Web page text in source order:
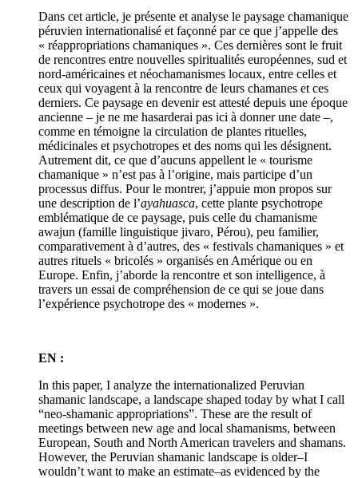
Dans cet article, je présente et analyse le paysage chamanique
péruvien internationalisé et façonné par ce que j’appelle des
« réappropriations chamaniques ». Ces dernières sont le fruit
de rencontres entre nouvelles spiritualités européennes, sud et
nord-américaines et néochamanismes locaux, entre celles et
ceux qui voyagent à la rencontre de leurs chamanes et ces
derniers. Ce paysage en devenir est attesté depuis une époque
ancienne – je ne me hasarderai pas ici à donner une date –,
comme en témoigne la circulation de plantes rituelles,
médicinales et psychotropes et des noms qui les désignent.
Autrement dit, ce que d’aucuns appellent le « tourisme
chamanique » n’est pas à l’origine, mais participe d’un
processus diffus. Pour le montrer, j’appuie mon propos sur
une description de l’ayahuasca, cette plante psychotrope
emblématique de ce paysage, puis celle du chamanisme
awajun (famille linguistique jivaro, Pérou), peu familier,
comparativement à d’autres, des « festivals chamaniques » et
autres rituels « bricolés » organisés en Amérique ou en
Europe. Enfin, j’aborde la rencontre et son intelligence, à
travers un essai de compréhension de ce qui se joue dans
l’expérience psychotrope des « modernes ».
EN :
In this paper, I analyze the internationalized Peruvian
shamanic landscape, a landscape shaped today by what I call
“neo-shamanic appropriations”. These are the result of
meetings between new age and local shamanisms, between
European, South and North American travelers and shamans.
However, the Peruvian shamanic landscape is older–I
wouldn’t want to make an estimate–as evidenced by the